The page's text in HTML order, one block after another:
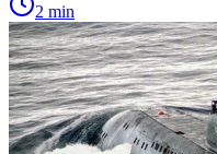
2 min